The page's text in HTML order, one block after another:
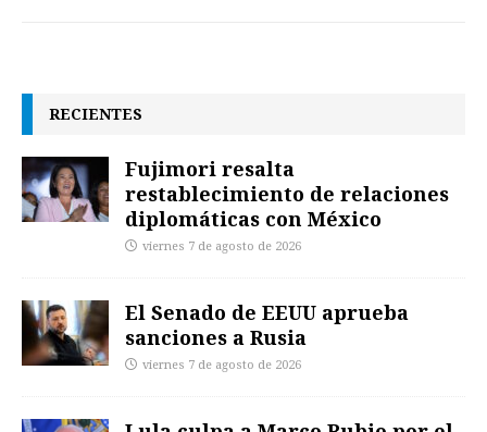
RECIENTES
Fujimori resalta
restablecimiento de relaciones
diplomáticas con México
viernes 7 de agosto de 2026
El Senado de EEUU aprueba
sanciones a Rusia
viernes 7 de agosto de 2026